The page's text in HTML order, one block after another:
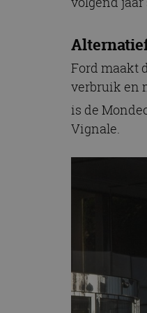
Alternatief
Ford maakt
verbruik en
is de
Vignale.